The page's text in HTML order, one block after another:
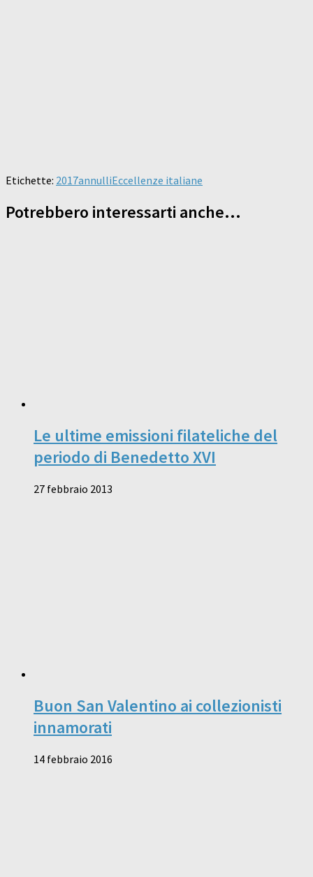
Etichette: 2017annulliEccellenze italiane
Potrebbero interessarti anche...
Le ultime emissioni filateliche del
periodo di Benedetto XVI
27 febbraio 2013
Buon San Valentino ai collezionisti
innamorati
14 febbraio 2016